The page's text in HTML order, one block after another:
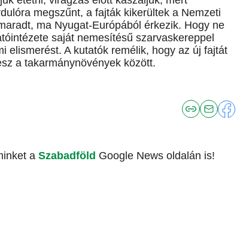
megszűnt, a fajták kikerültek a Nemzeti
ma Nyugat-Európából érkezik. Hogy ne
saját nemesítésű szarvaskereppel
elismerést. A kutatók remélik, hogy az új fajtát
a takarmánynövények között.
a Szabadföld Google News oldalán is!